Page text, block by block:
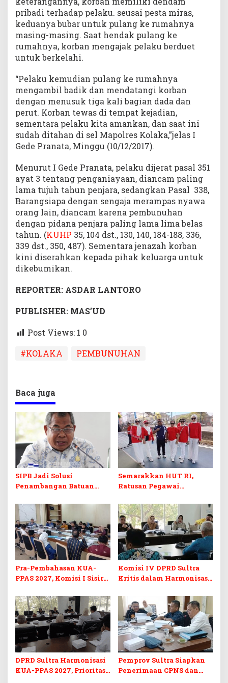
pribadi terhadap pelaku. seusai pesta miras,
keduanya bubar untuk pulang ke rumahnya
masing-masing. Saat hendak pulang ke
rumahnya, korban mengajak pelaku berduet
untuk berkelahi.
“Pelaku kemudian pulang ke rumahnya
mengambil badik dan mendatangi korban
dengan menusuk tiga kali bagian dada dan
perut. Korban tewas di tempat kejadian,
sementara pelaku kita amankan, dan saat ini
sudah ditahan di sel Mapolres Kolaka,”jelas I
Gede Pranata, Minggu (10/12/2017).
Menurut I Gede Pranata, pelaku dijerat pasal 351
ayat 3 tentang penganiayaan, diancam paling
lama tujuh tahun penjara, sedangkan Pasal 338,
Barangsiapa dengan sengaja merampas nyawa
orang lain, diancam karena pembunuhan
dengan pidana penjara paling lama lima belas
tahun. (KUHP 35, 104 dst., 130, 140, 184-188, 336,
339 dst., 350, 487). Sementara jenazah korban
kini diserahkan kepada pihak keluarga untuk
dikebumikan.
REPORTER: ASDAR LANTORO
PUBLISHER: MAS’UD
Post Views: 1 0
#KOLAKA
PEMBUNUHAN
Baca juga
SIPB Jadi Solusi
Penambangan Batuan
di Sultra
Semarakkan HUT RI,
Ratusan Pegawai
Ikuti Lomba Bola Gotong
Pra-Pembahasan KUA-
PPAS 2027, Komisi I Sisir
Berkelanjutan
Komisi IV DPRD Sultra
Kritis dalam Harmonisasi
Perubahan APBD 2026
DPRD Sultra Harmonisasi
KUA-PPAS 2027, Prioritas
Pemprov Sultra Siapkan
Penerimaan CPNS dan